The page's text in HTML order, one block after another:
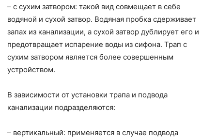
– с сухим затвором: такой вид совмещает в себе
водяной и сухой затвор. Водяная пробка сдерживает
запах из канализации, а сухой затвор дублирует его и
предотвращает испарение воды из сифона. Трап с
сухим затвором является более совершенным
устройством.
В зависимости от установки трапа и подвода
канализации подразделяются:
– вертикальный: применяется в случае подвода